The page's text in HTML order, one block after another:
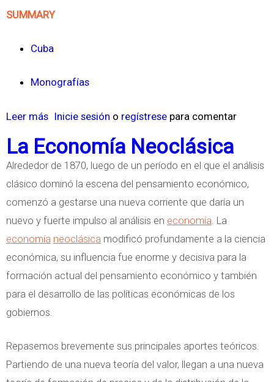
SUMMARY
Cuba
Monografías
Leer más
b
r
e
m
p
a
c
t
o
Inicie sesión o regístrese para comentar
La Economía Neoclásica
Alrededor de 1870, luego de un período en el que el análisis
clásico dominó la escena del pensamiento económico,
comenzó a gestarse una nueva corriente que daría un
nuevo y fuerte impulso al análisis en economía . La
economía neoclásica modificó profundamente a la ciencia
económica, su influencia fue enorme y decisiva para la
formación actual del pensamiento económico y también
para el desarrollo de las políticas económicas de los
gobiernos.
Repasemos brevemente sus principales aportes teóricos.
Partiendo de una nueva teoría del valor, llegan a una nueva